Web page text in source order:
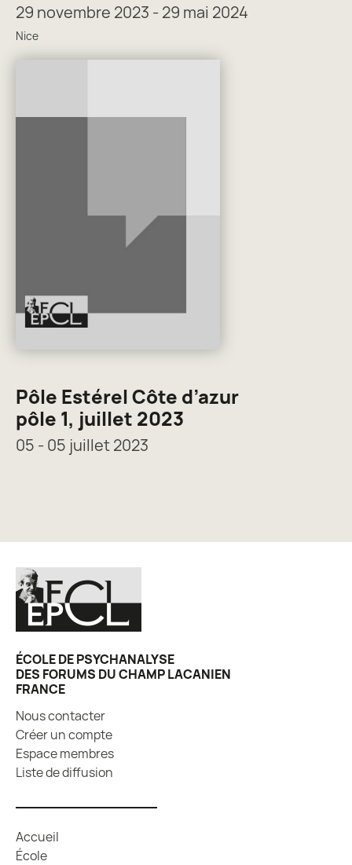
29 novembre 2023 - 29 mai 2024
Nice
Pôle Estérel Côte d’azur
pôle 1, juillet 2023
05 - 05 juillet 2023
ÉCOLE DE PSYCHANALYSE
DES FORUMS DU CHAMP LACANIEN
FRANCE
Nous contacter
Créer un compte
Espace membres
Liste de diffusion
Accueil
École